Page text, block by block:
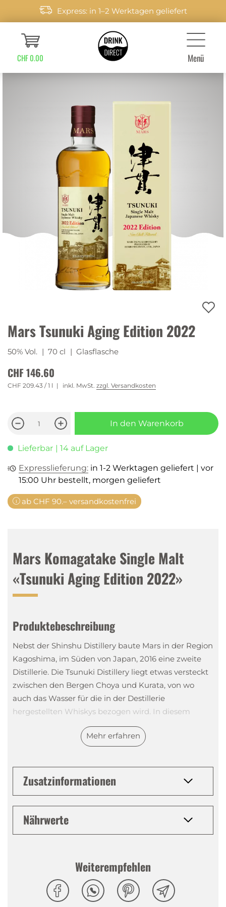
Express: in 1–2 Werktagen geliefert
CHF 0.00 Menü
Mars Tsunuki Aging Edition 2022
50% Vol. | 70 cl | Glasflasche
CHF 146.60
CHF 209.43 / 1 l inkl. MwSt. zzgl. Versandkosten
In den Warenkorb
Lieferbar | 14 auf Lager
Expresslieferung: in 1-2 Werktagen geliefert | vor
15:00 Uhr bestellt, morgen geliefert
ab CHF 90.– versandkostenfrei
Mars Komagatake Single Malt
«Tsunuki Aging Edition 2022»
Produktebeschreibung
Nebst der Shinshu Distillery baute Mars in der Region
Kagoshima, im Süden von Japan, 2016 eine zweite
Distillerie. Die Tsunuki Distillery liegt etwas versteckt
zwischen den Bergen Choya und Kurata, von wo
auch das Wasser für die in der Destillerie
hergestellten Whiskys bezogen wird. In diesem
südlichen Teil von Japan sind die Sommer heiss und
sehr feucht und die Winter kalt. Dieses Klima
wo sich die Shinshu-Brennerei befindet. Doch nicht
sondern auch die Brennanlagen in der Destillerie: Die
Wash Still ist zwiebelförmig, während die Spirit Still
mehr Schwere verleiht. Für die Destillation der
«Tsunuki Edition 2022» wurden Fässer der ersten
beiden Destillationsjahre der Tsunuki-Brennerei
Mehr erfahren
Zusatzinformationen
Nährwerte
Weiterempfehlen